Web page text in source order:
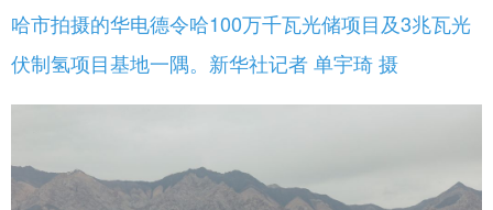
哈市拍摄的华电德令哈100万千瓦光储项目及3兆瓦光
伏制氢项目基地一隅。新华社记者 单宇琦 摄